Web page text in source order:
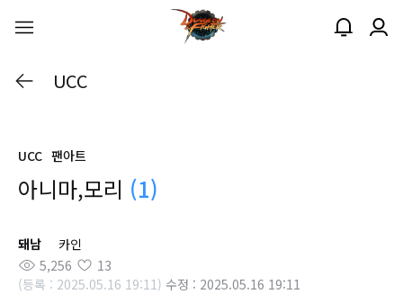
UCC
UCC 팬아트
아니마,모리 (1)
돼남
카인
5,256
13
(등록 : 2025.05.16 19:11) 수정 : 2025.05.16 19:11